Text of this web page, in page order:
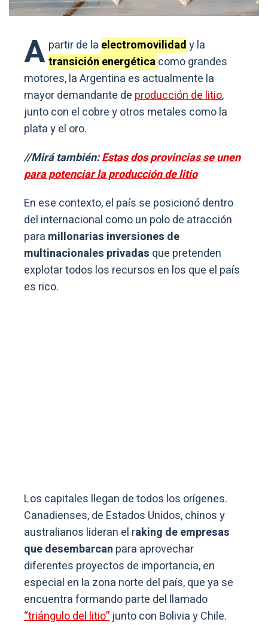
A partir de la electromovilidady la
transición energéticacomo grandes
motores, la Argentina es actualmente la
mayor demandante de producción de litio,
junto con el cobre y otros metales como la
plata y el oro.
//Mirá también:Estas dos provincias se unen
para potenciar la producción de litio
En ese contexto, el país se posicionó dentro
del internacional como un polo de atracción
para millonarias inversiones de
multinacionales privadas que pretenden
explotar todos los recursos en los que el país
es rico.
Los capitales llegan de todos los orígenes.
Canadienses, de Estados Unidos, chinos y
australianos lideran el raking de empresas
que desembarcan para aprovechar
diferentes proyectos de importancia, en
especial en la zona norte del país, que ya se
encuentra formando parte del llamado
“triángulo del litio” junto con Bolivia y Chile.